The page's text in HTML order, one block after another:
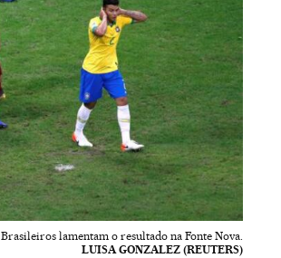
Brasileiros lamentam o resultado na Fonte Nova.
LUISA GONZALEZ (REUTERS)